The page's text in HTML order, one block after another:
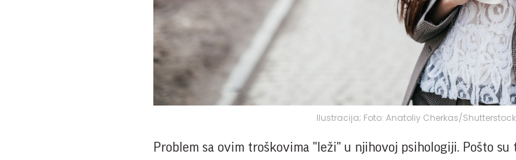
Ilustracija; Foto: Anatoliy Cherkas/Shutterstock
Problem sa ovim troškovima "leži" u njihovoj psihologiji. Pošto